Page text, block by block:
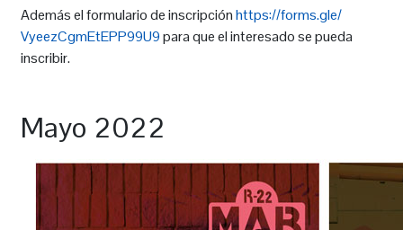
Además el formulario de inscripciónhttps://forms.gle/
VyeezCgmEtEPP99U9para que el interesado se pueda
inscribir.
Mayo 2022